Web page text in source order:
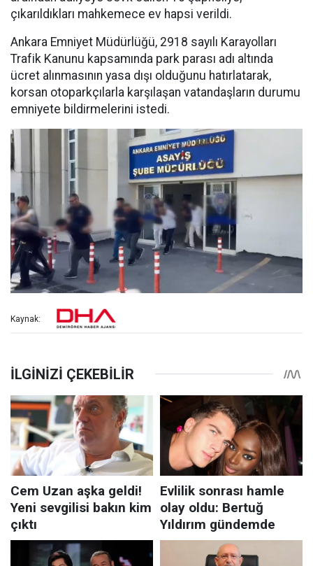
çıkarıldıkları mahkemece ev hapsi verildi.
Ankara Emniyet Müdürlüğü, 2918 sayılı Karayolları
Trafik Kanunu kapsamında park parası adı altında
ücret alınmasının yasa dışı olduğunu hatırlatarak,
korsan otoparkçılarla karşılaşan vatandaşların durumu
emniyete bildirmelerini istedi.
Kaynak: